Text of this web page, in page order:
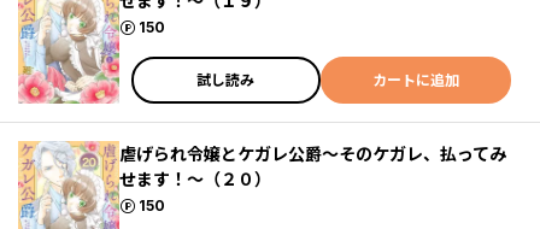
150
ポイント
試し読み カートに追加
虐げられ令嬢とケガレ公爵～そのケガレ、払ってみ
せます！～（２０）
150
ポイント